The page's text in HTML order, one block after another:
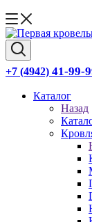
+7 (4942) 41-99-
Каталог
Назад